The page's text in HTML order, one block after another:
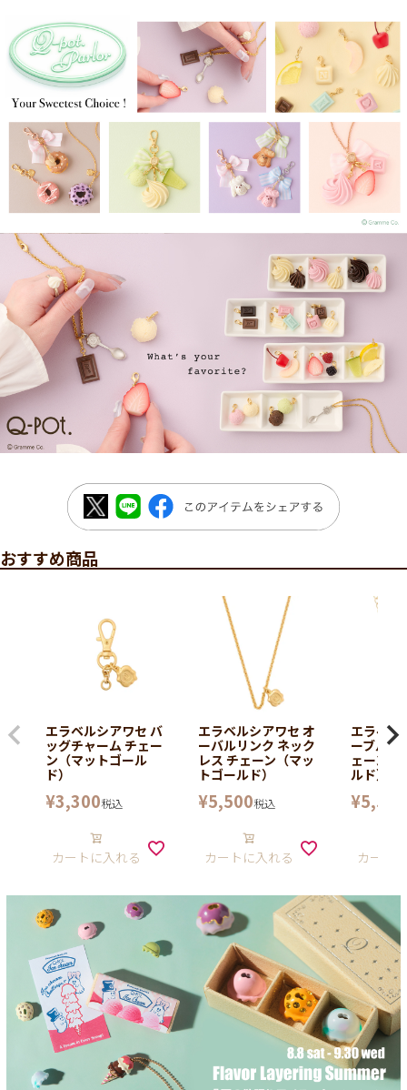
おすすめ商品
エラベルシアワセ バ
ッグチャーム チェー
ン（マットゴール
ド）
¥3,300税込
カートに入れる
エラベルシアワセ オ
ーバルリンク ネック
レス チェーン（マッ
トゴールド）
¥5,500税込
カートに入れる
エラベル
ーブル
ェーン（
ルド）
¥5,500
カート